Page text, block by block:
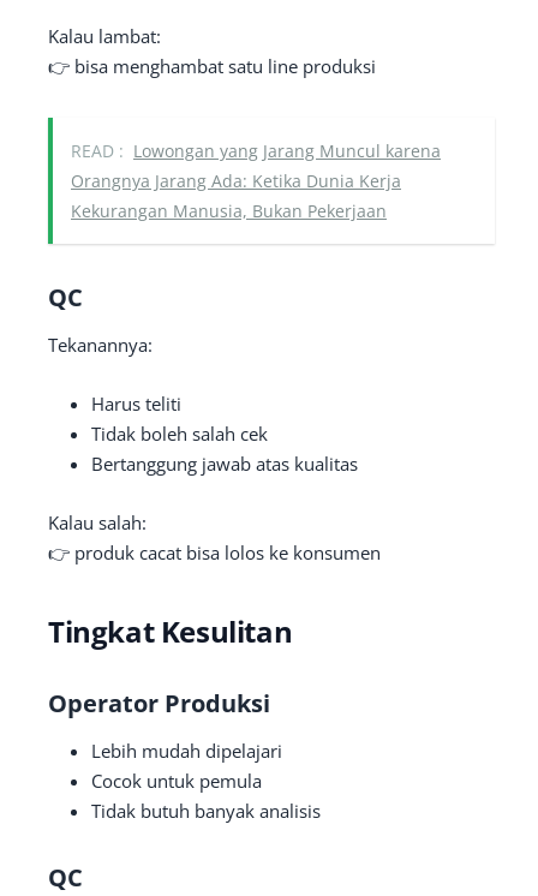
Kalau lambat:
👉 bisa menghambat satu line produksi
READ : Lowongan yang Jarang Muncul karena
Orangnya Jarang Ada: Ketika Dunia Kerja
Kekurangan Manusia, Bukan Pekerjaan
QC
Tekanannya:
Harus teliti
Tidak boleh salah cek
Bertanggung jawab atas kualitas
Kalau salah:
👉 produk cacat bisa lolos ke konsumen
Tingkat Kesulitan
Operator Produksi
Lebih mudah dipelajari
Cocok untuk pemula
Tidak butuh banyak analisis
QC